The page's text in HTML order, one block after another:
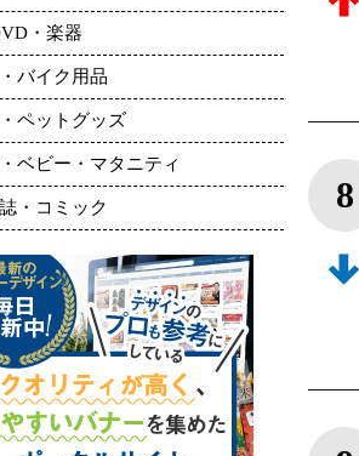
8
・楽器
バイク用品
ペットグッズ
ベビー・マタニティ
・コミック